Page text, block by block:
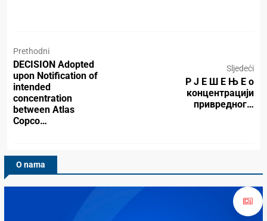
Prethodni
DECISION Adopted
upon Notification of
intended
concentration
between Atlas
Copco…
Sljedeći
Р Ј Е Ш Е Њ Е о
концентрацији
привредног…
O nama